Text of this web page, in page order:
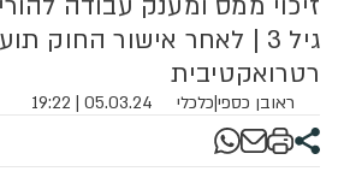
גיל 3 | לאחר אישור החוק
רטרואקטיבית
ראובן כספי|כלכלי 05.03.24 | 19:22